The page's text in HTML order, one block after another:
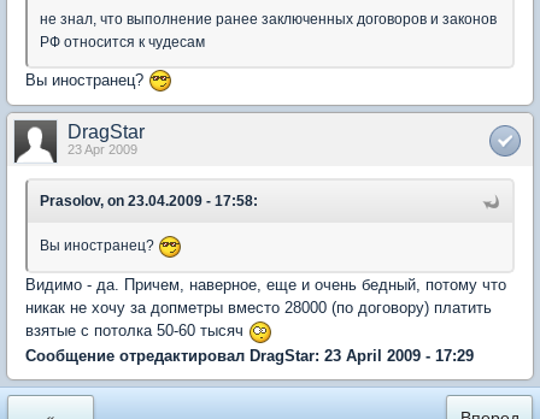
не знал, что выполнение ранее заключенных договоров и законов
РФ относится к чудесам
Вы иностранец?
DragStar
23 Apr 2009
Prasolov, on 23.04.2009 - 17:58:
Вы иностранец?
Видимо - да. Причем, наверное, еще и очень бедный, потому что
никак не хочу за допметры вместо 28000 (по договору) платить
взятые с потолка 50-60 тысяч
Сообщение отредактировал DragStar: 23 April 2009 - 17:29